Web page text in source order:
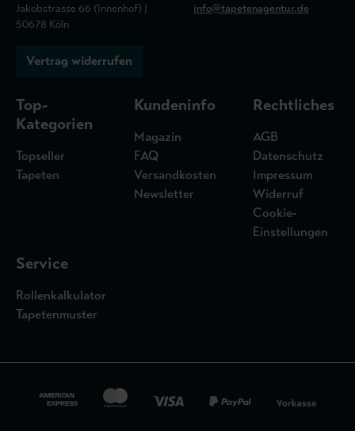
Jakobstrasse 66 (Innenhof) |
50678 Köln
info@tapetenagentur.de
Vertrag widerrufen
Top-
Kategorien
Topseller
Tapeten
Kundeninfo
Magazin
FAQ
Versandkosten
Newsletter
Rechtliches
AGB
Datenschutz
Impressum
Widerruf
Cookie-
Einstellungen
Service
Rollenkalkulator
Tapetenmuster